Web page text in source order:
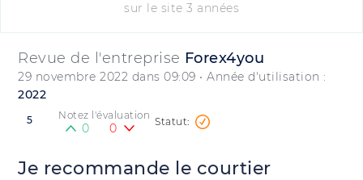
Revue de l'entreprise Forex4you
29 novembre 2022 dans 09:09 • Année d'utilisation :
2022
5 Notez l'évaluation
0 0
Je recommande le courtier
sur le site 3 années